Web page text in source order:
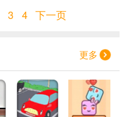
3 4 下一页
更多